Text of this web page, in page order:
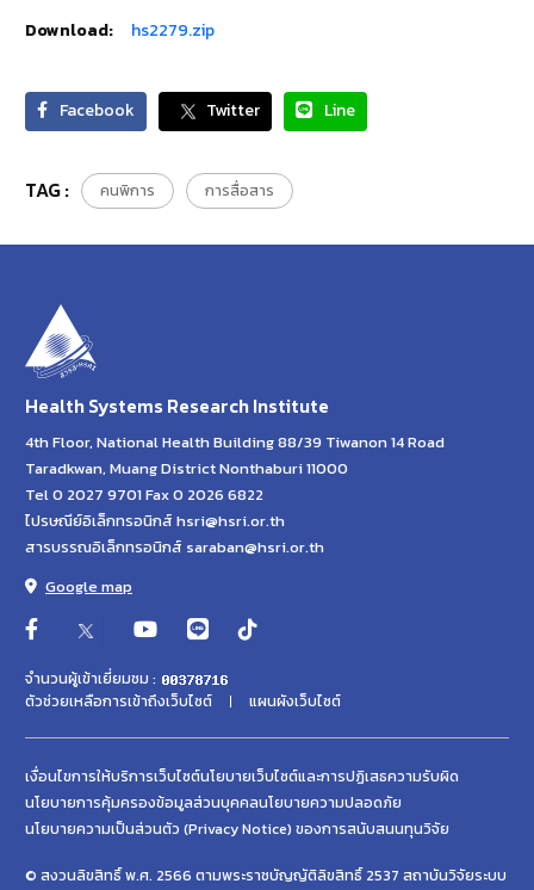
Download:
hs2279.zip
Facebook Twitter Line
TAG : คนพิการ การสื่อสาร
Health Systems Research Institute
4th Floor, National Health Building 88/39 Tiwanon 14 Road
Taradkwan, Muang District Nonthaburi 11000
Tel 0 2027 9701 Fax 0 2026 6822
ไปรษณีย์อิเล็กทรอนิกส์ hsri@hsri.or.th
สารบรรณอิเล็กทรอนิกส์ saraban@hsri.or.th
Google map
จำนวนผู้เข้าเยี่ยมชม :
ตัวช่วยเหลือการเข้าถึงเว็บไซต์
แผนผังเว็บไซต์
เงื่อนไขการให้บริการเว็บไซต์นโยบายเว็บไซต์และการปฏิเสธความรับผิด
นโยบายการคุ้มครองข้อมูลส่วนบุคคลนโยบายความปลอดภัย
นโยบายความเป็นส่วนตัว (Privacy Notice) ของการสนับสนนทุนวิจัย
© สงวนลิขสิทธิ์ พ.ศ. 2566 ตามพระราชบัญญัติลิขสิทธิ์ 2537 สถาบันวิจัยระบบ